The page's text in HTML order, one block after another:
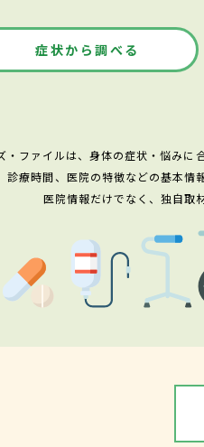
症状から調べる
・ファイルは、身体の症状・悩みに
診療時間、医院の特徴などの基本情
医院情報だけでなく、独自取